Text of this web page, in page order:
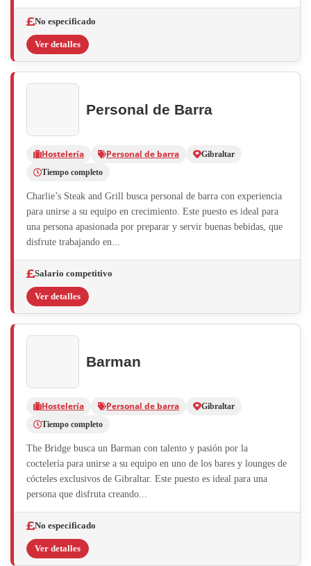
No especificado
Ver detalles
Personal de Barra
Hostelería Personal de barra
Gibraltar
Tiempo completo
Charlie’s Steak and Grill busca personal de barra con experiencia
para unirse a su equipo en crecimiento. Este puesto es ideal para
una persona apasionada por preparar y servir buenas bebidas, que
disfrute trabajando en...
Salario competitivo
Ver detalles
Barman
Hostelería Personal de barra
Gibraltar
Tiempo completo
The Bridge busca un Barman con talento y pasión por la
coctelería para unirse a su equipo en uno de los bares y lounges de
cócteles exclusivos de Gibraltar. Este puesto es ideal para una
persona que disfruta creando...
No especificado
Ver detalles